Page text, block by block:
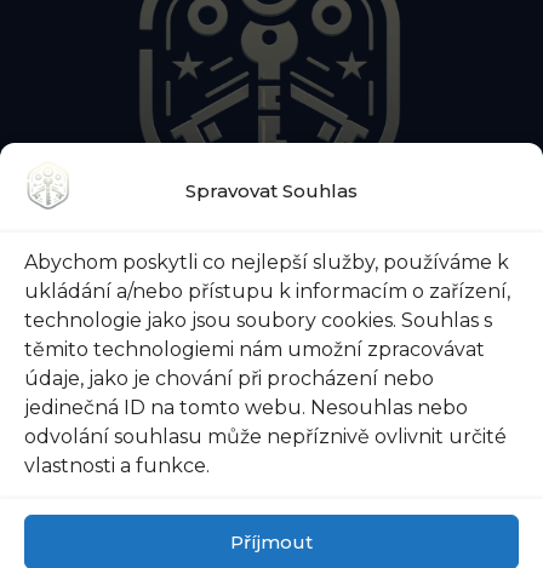
Spravovat Souhlas
Abychom poskytli co nejlepší služby, používáme k
ukládání a/nebo přístupu k informacím o zařízení,
technologie jako jsou soubory cookies. Souhlas s
těmito technologiemi nám umožní zpracovávat
údaje, jako je chování při procházení nebo
jedinečná ID na tomto webu. Nesouhlas nebo
odvolání souhlasu může nepříznivě ovlivnit určité
vlastnosti a funkce.
Příjmout
O ZÁMEČNICKÉ POHOTOVOSTI
O ZABEZPEČENÍ DVEŘÍVŠE O TREZORECH
@ 2026 Zámečnictví-svoboda.cz |
Ochrana osobních
údajů
Všeobecné obchodní podmínky